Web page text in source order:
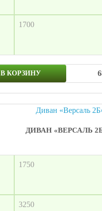
1700
В КОРЗИНУ
ДИВАН «ВЕРСАЛЬ
1750
3250